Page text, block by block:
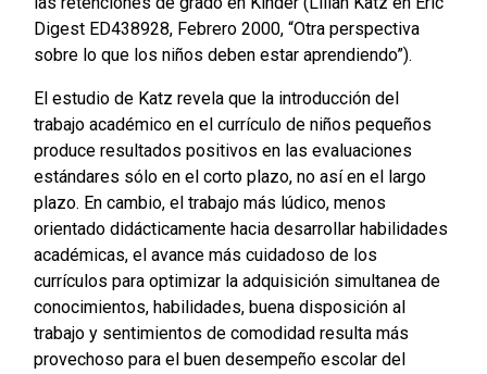
Digest ED438928, Febrero 2000, “Otra perspectiva
sobre lo que los niños deben estar aprendiendo”).
El estudio de Katz revela que la introducción del
trabajo académico en el currículo de niños pequeños
produce resultados positivos en las evaluaciones
estándares sólo en el corto plazo, no así en el largo
plazo. En cambio, el trabajo más lúdico, menos
orientado didácticamente hacia desarrollar habilidades
académicas, el avance más cuidadoso de los
currículos para optimizar la adquisición simultanea de
conocimientos, habilidades, buena disposición al
trabajo y sentimientos de comodidad resulta más
provechoso para el buen desempeño escolar del